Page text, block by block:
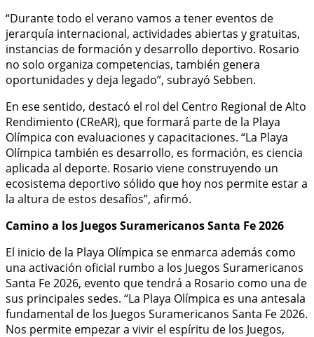
“Durante todo el verano vamos a tener eventos de
jerarquía internacional, actividades abiertas y gratuitas,
instancias de formación y desarrollo deportivo. Rosario
no solo organiza competencias, también genera
oportunidades y deja legado”, subrayó Sebben.
En ese sentido, destacó el rol del Centro Regional de Alto
Rendimiento (CReAR), que formará parte de la Playa
Olímpica con evaluaciones y capacitaciones. “La Playa
Olímpica también es desarrollo, es formación, es ciencia
aplicada al deporte. Rosario viene construyendo un
ecosistema deportivo sólido que hoy nos permite estar a
la altura de estos desafíos”, afirmó.
Camino a los Juegos Suramericanos Santa Fe 2026
El inicio de la Playa Olímpica se enmarca además como
una activación oficial rumbo a los Juegos Suramericanos
Santa Fe 2026, evento que tendrá a Rosario como una de
sus principales sedes. “La Playa Olímpica es una antesala
fundamental de los Juegos Suramericanos Santa Fe 2026.
Nos permite empezar a vivir el espíritu de los Juegos,